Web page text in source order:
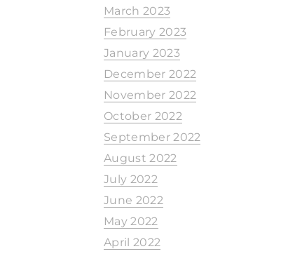
March 2023
February 2023
January 2023
December 2022
November 2022
October 2022
September 2022
August 2022
July 2022
June 2022
May 2022
April 2022